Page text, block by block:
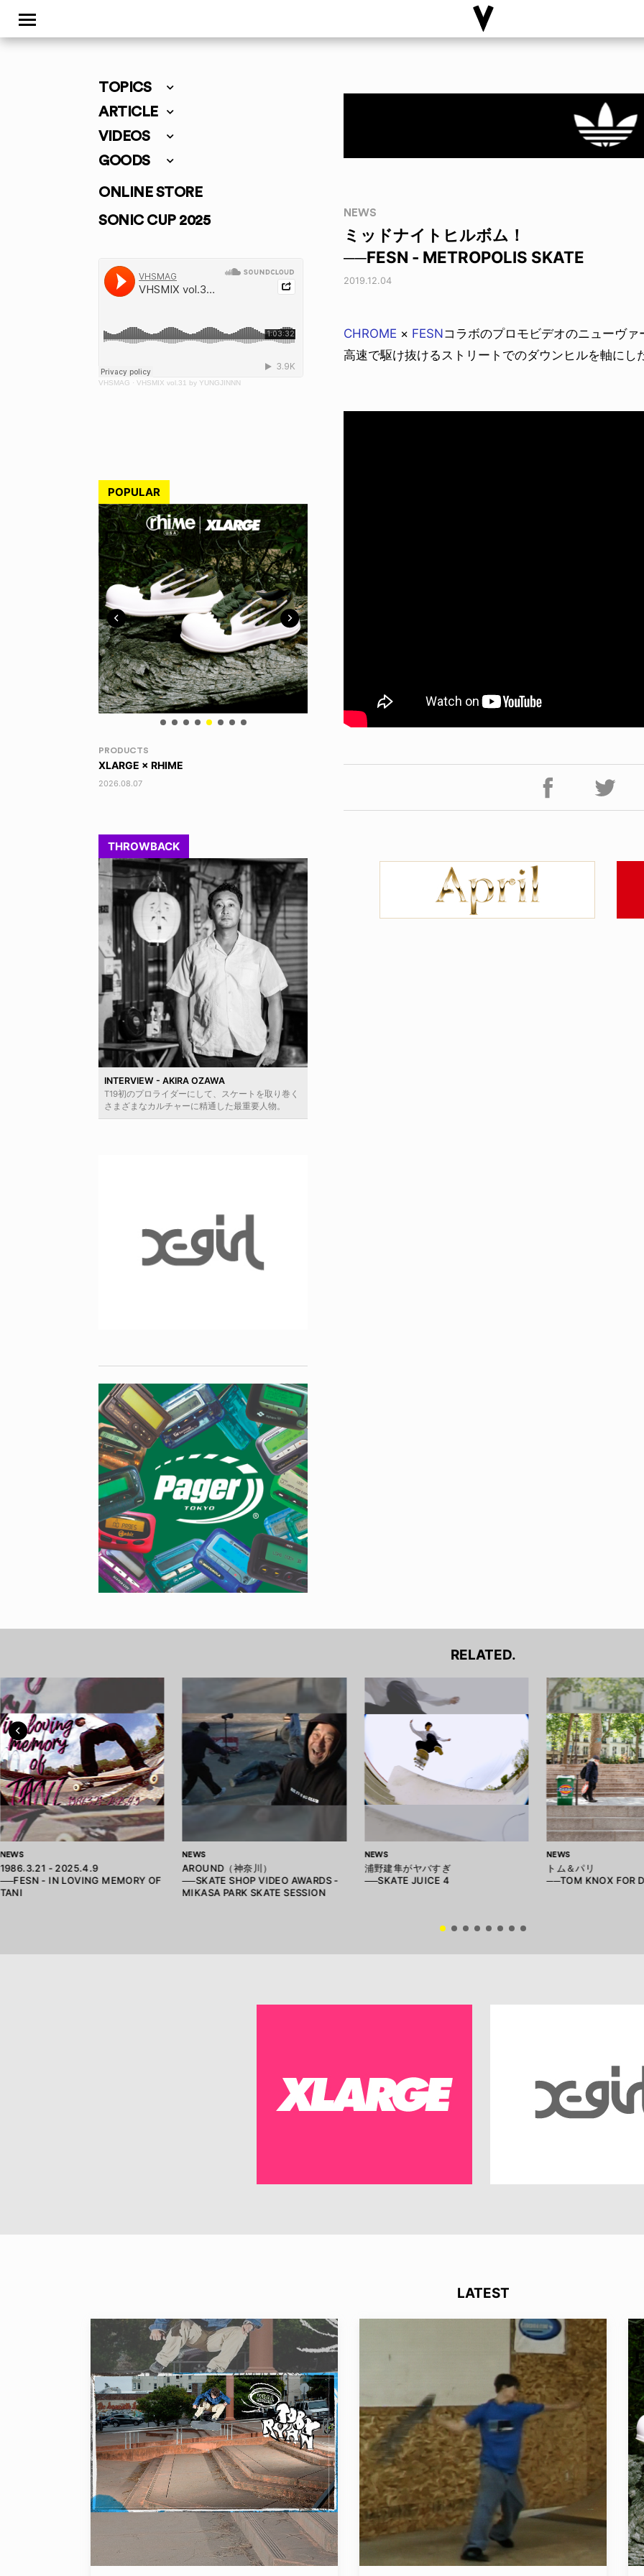
TOPICS
ARTICLE
VIDEOS
GOODS
ONLINE STORE
SONIC CUP 2025
VHSMAG · VHSMIX vol.31 by YUNGJINNN
POPULAR
RANDOM
DINOSAUR JR.
2026.08.06
AKIRA OZAWA / 尾澤 彰 TONY ALVA (ENGLISH)
2026.08.07
THROWBACK
INTERVIEW - AKIRA OZAWA
T19初のプロライダーにして、スケートを取り巻く
さまざまなカルチャーに精通した最重要人物。
NEWS
ミッドナイトヒルボム！
──FESN - METROPOLIS SKATE
2019.12.04
CHROME × FESNコラボのプロモビデオのニューヴァ
高速で駆け抜けるストリートでのダウンヒルを軸にし
RELATED.
NEWS
1986.3.21 - 2025.4.9
──FESN - IN LOVING MEMORY OF
TANI
NEWS
AROUND（神奈川）
──SKATE SHOP VIDEO AWARDS -
MIKASA PARK SKATE SESSION
NEWS
浦野建隼がヤバすぎ
──SKATE JUICE 4
NEWS
トム＆パリ
──TOM KNOX FOR
LATEST